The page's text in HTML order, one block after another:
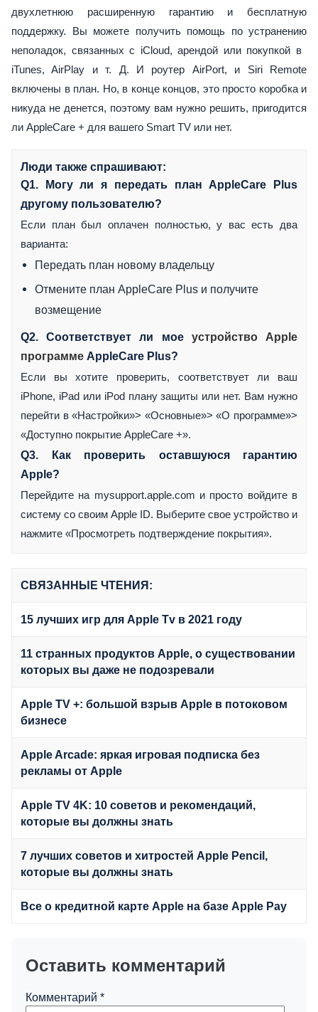
двухлетнюю расширенную гарантию и бесплатную
поддержку. Вы можете получить помощь по устранению
неполадок, связанных с iCloud, арендой или покупкой в ​​
iTunes, AirPlay и т. Д. И роутер AirPort, и Siri Remote
включены в план. Но, в конце концов, это просто коробка и
никуда не денется, поэтому вам нужно решить, пригодится
ли AppleCare + для вашего Smart TV или нет.
Люди также спрашивают:
Q1. Могу ли я передать план AppleCare Plus
другому пользователю?
Если план был оплачен полностью, у вас есть два
варианта:
Передать план новому владельцу
Отмените план AppleCare Plus и получите
возмещение
Q2. Соответствует ли мое устройство Apple
программе AppleCare Plus?
Если вы хотите проверить, соответствует ли ваш
iPhone, iPad или iPod плану защиты или нет. Вам нужно
перейти в «Настройки»> «Основные»> «О программе»>
«Доступно покрытие AppleCare +».
Q3. Как проверить оставшуюся гарантию
Apple?
Перейдите на mysupport.apple.com и просто войдите в
систему со своим Apple ID. Выберите свое устройство и
нажмите «Просмотреть подтверждение покрытия».
СВЯЗАННЫЕ ЧТЕНИЯ:
15 лучших игр для Apple Tv в 2021 году
11 странных продуктов Apple, о существовании
которых вы даже не подозревали
Apple TV +: большой взрыв Apple в потоковом
бизнесе
Apple Arcade: яркая игровая подписка без
рекламы от Apple
Apple TV 4K: 10 советов и рекомендаций,
которые вы должны знать
7 лучших советов и хитростей Apple Pencil,
которые вы должны знать
Все о кредитной карте Apple на базе Apple Pay
Оставить комментарий
Комментарий *